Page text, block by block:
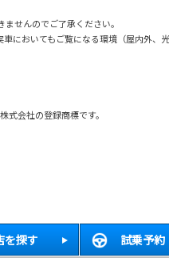
せんのでご了承ください。
おいてもご覧になる環境（屋内外、
式会社の登録商標です。
を探す 試乗予約